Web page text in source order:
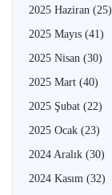
2025 Haziran (25)
2025 Mayıs (41)
2025 Nisan (30)
2025 Mart (40)
2025 Şubat (22)
2025 Ocak (23)
2024 Aralık (30)
2024 Kasım (32)